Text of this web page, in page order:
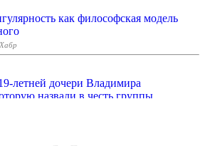
как философская модель
| Хабр
летней дочери Владимира
назвали в честь группы